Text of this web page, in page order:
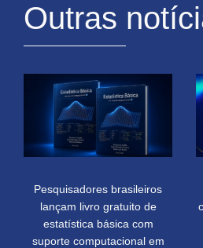
Outras
Pesquisadores brasileiros
lançam livro gratuito de
estatística básica com
suporte computacional em